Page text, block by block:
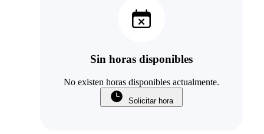
Sin horas disponibles
No existen horas disponibles actualmente.
Solicitar hora